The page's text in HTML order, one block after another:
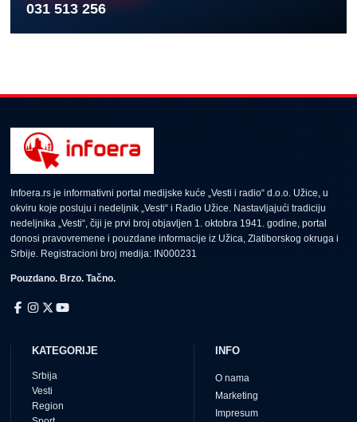
031 513 256
Infoera.rs je informativni portal medijske kuće „Vesti i radio“ d.o.o. Užice, u
okviru koje posluju i nedeljnik „Vesti“ i Radio Užice. Nastavljajući tradiciju
nedeljnika „Vesti“, čiji je prvi broj objavljen 1. oktobra 1941. godine, portal
donosi pravovremene i pouzdane informacije iz Užica, Zlatiborskog okruga i
Srbije. Registracioni broj medija: IN000231
Pouzdano. Brzo. Tačno.
KATEGORIJE
Srbija
Vesti
Region
INFO
O nama
Marketing
Impresum